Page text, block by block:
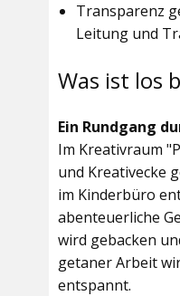
Transparenz
Leitung und
Was ist los
Ein Rundgang
Im Kreativraum
und Kreativecke
im Kinderbüro
abenteuerliche
wird gebacken
getaner Arbeit
entspannt.